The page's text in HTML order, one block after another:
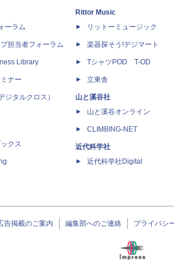
ーラム
担当者フォーラム
Library
ナー
ジタルクロス）
クス
Rittor Music
リットーミュージック
楽器探そう!デジマート
TシャツPOD T-OD
立東舎
山と溪谷社
山と溪谷オンライン
CLIMBING-NET
近代科学社
近代科学社Digital
告掲載のご案内 編集部へのご連絡 プライバシ